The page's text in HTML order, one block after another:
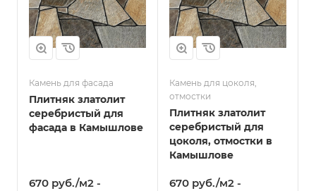
Камень для фасада
Плитняк златолит
серебристый для
фасада в Камышлове
670 руб./м2 -
Камень для цоколя,
отмостки
Плитняк златолит
серебристый для
цоколя, отмостки в
Камышлове
670 руб./м2 -